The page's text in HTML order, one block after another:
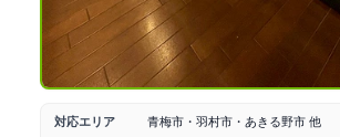
対応エリア
青梅市・羽村市・あきる野市 他